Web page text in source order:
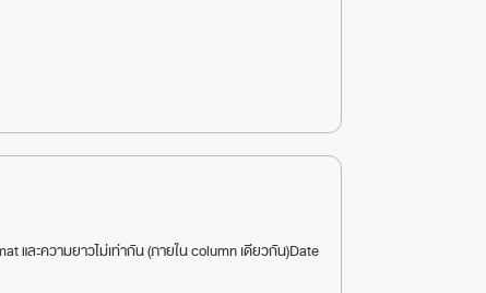
และความยาวไม่เท่ากัน (ภายใน column เดียวกัน)Date